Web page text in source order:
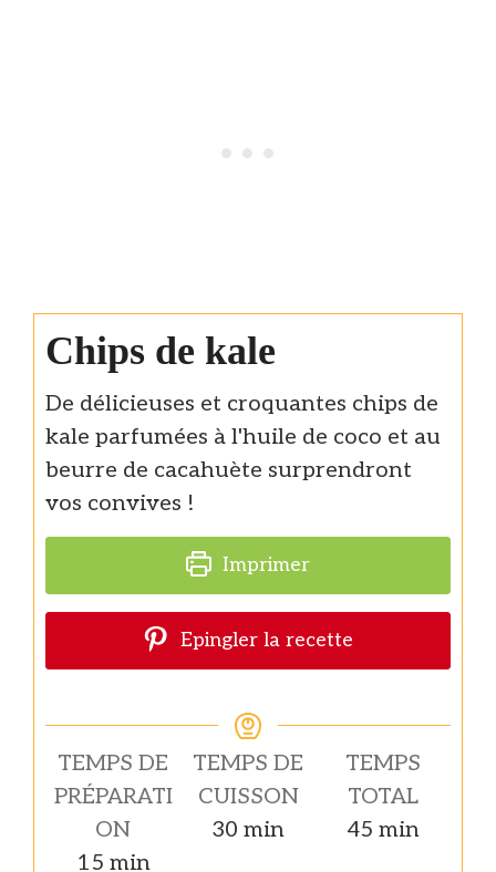
Chips de kale
De délicieuses et croquantes chips de
kale parfumées à l'huile de coco et au
beurre de cacahuète surprendront
vos convives !
Imprimer
Epingler la recette
TEMPS DE
PRÉPARATI
ON
15minutes
min
TEMPS DE
CUISSON
30 minutes
min
TEMPS
TOTAL
45 minutes
min